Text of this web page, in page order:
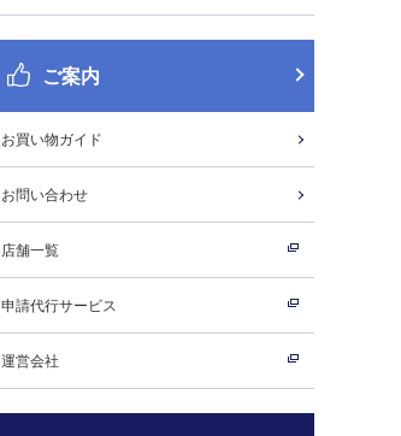
ご案内
お買い物ガイド
お問い合わせ
店舗一覧
申請代行サービス
運営会社